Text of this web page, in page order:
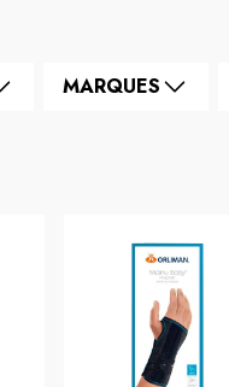
MARQUES